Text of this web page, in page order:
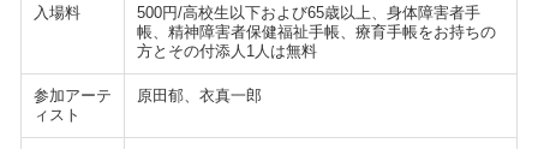
入場料
500円/高校生以下および65歳以上、身体障害者手
帳、精神障害者保健福祉手帳、療育手帳をお持ちの
方とその付添人1人は無料
参加アーテ
ィスト
原田郁、衣真一郎